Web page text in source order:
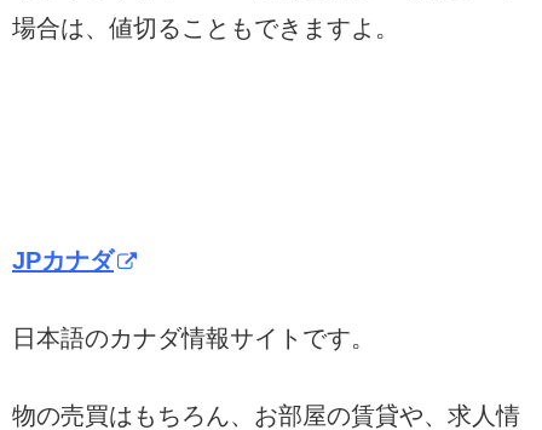
場合は、値切ることもできますよ。
JPカナダ
日本語のカナダ情報サイトです。
物の売買はもちろん、お部屋の賃貸や、求人情